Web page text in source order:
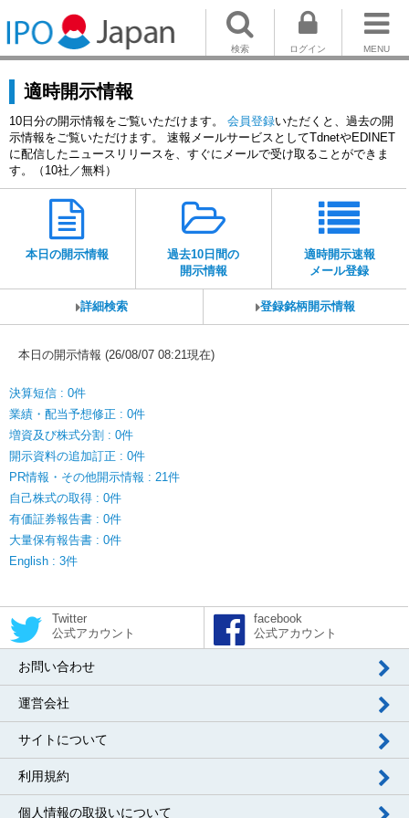
MENU
ログイン
検索
適時開示情報
10日分の開示情報をご覧いただけます。 会員登録いただくと、過去の開
示情報をご覧いただけます。 速報メールサービスとしてTdnetやEDINET
に配信したニュースリリースを、すぐにメールで受け取ることができま
す。（10社／無料）
本日の開示情報
過去10日間の
開示情報
適時開示速報
メール登録
詳細検索 登録銘柄開示情報
本日の開示情報 (26/08/07 08:21現在)
決算短信 : 0件
業績・配当予想修正 : 0件
増資及び株式分割 : 0件
開示資料の追加訂正 : 0件
PR情報・その他開示情報 : 21件
自己株式の取得 : 0件
有価証券報告書 : 0件
大量保有報告書 : 0件
English : 3件
Twitter
公式アカウント
facebook
公式アカウント
お問い合わせ
運営会社
サイトについて
利用規約
個人情報の取扱いについて